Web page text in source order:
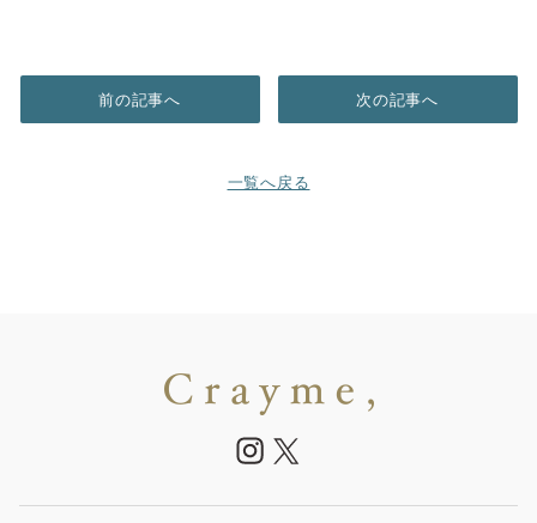
前の記事へ
一覧へ戻る
次の記事へ